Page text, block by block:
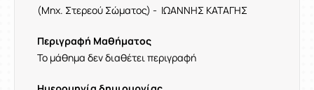
(Μηχ. Στερεού Σώματος) - ΙΩΑΝΝΗΣ ΚΑΤΑΓΗΣ
Περιγραφή Μαθήματος
Το μάθημα δεν διαθέτει περιγραφή